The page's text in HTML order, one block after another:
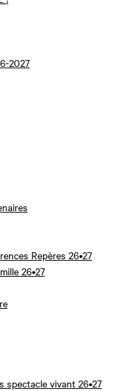
2027
Repères 26•27
26•27
spectacle vivant 26•27